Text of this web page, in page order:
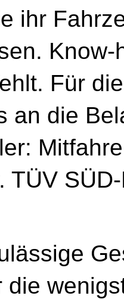
ihr
Für
an die
TÜV
die